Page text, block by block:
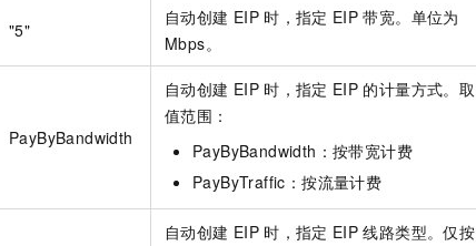
"5"
自动创建 EIP 时，指定 EIP 带宽。单位为
Mbps。
PayByBandwidth
自动创建 EIP 时，指定 EIP 的计量方式。取
值范围：
PayByBandwidth：按带宽计费
PayByTraffic：按流量计费
自动创建 EIP 时，指定 EIP 线路类型。仅按